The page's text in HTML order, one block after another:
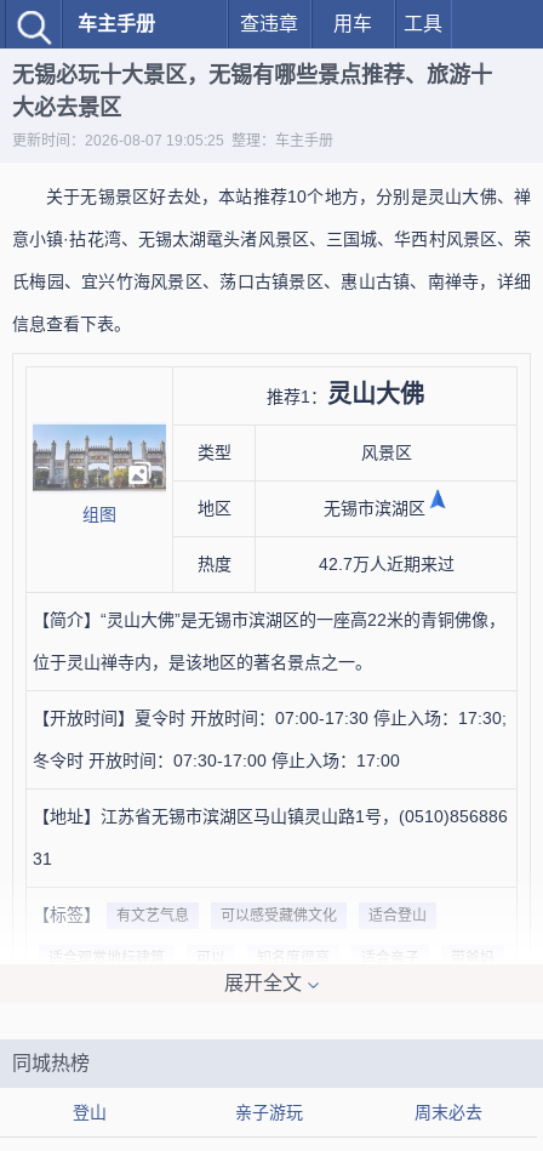
车主手册 查违章 用车 工具
无锡必玩十大景区，无锡有哪些景点推荐、旅游十
大必去景区
更新时间：2026-08-07 19:05:25 整理：车主手册
关于无锡景区好去处，本站推荐10个地方，分别是灵山大佛、禅
意小镇·拈花湾、无锡太湖鼋头渚风景区、三国城、华西村风景区、荣
氏梅园、宜兴竹海风景区、荡口古镇景区、惠山古镇、南禅寺，详细
信息查看下表。
组图
推荐1： 灵山大佛
类型 风景区
地区 无锡市滨湖区
热度 42.7万人近期来过
【简介】“灵山大佛”是无锡市滨湖区的一座高22米的青铜佛像，
位于灵山禅寺内，是该地区的著名景点之一。
【开放时间】夏令时 开放时间：07:00-17:30 停止入场：17:30;
冬令时 开放时间：07:30-17:00 停止入场：17:00
【地址】江苏省无锡市滨湖区马山镇灵山路1号，(0510)856886
31
【标签】 有文艺气息 可以感受藏佛文化 适合登山
适合观赏地标建筑 可以 知名度很高 适合亲子
影视拍摄地 适合慢慢游玩 可以体验中国文化 风景区
可以看表演 空气质量好
【网友印象】
展开全文
同城热榜
登山 亲子游玩 周末必去